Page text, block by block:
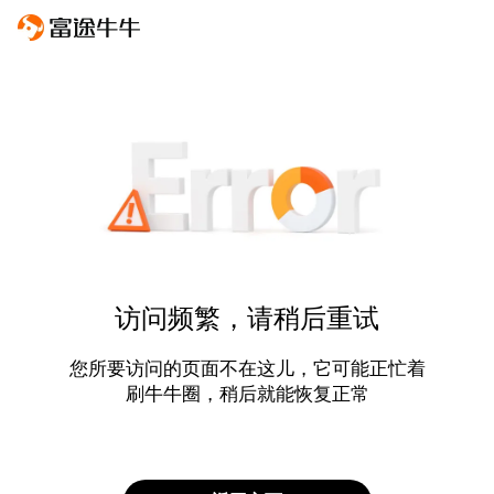
访问频繁，请稍后重试
您所要访问的页面不在这儿，它可能正忙着
刷牛牛圈，稍后就能恢复正常